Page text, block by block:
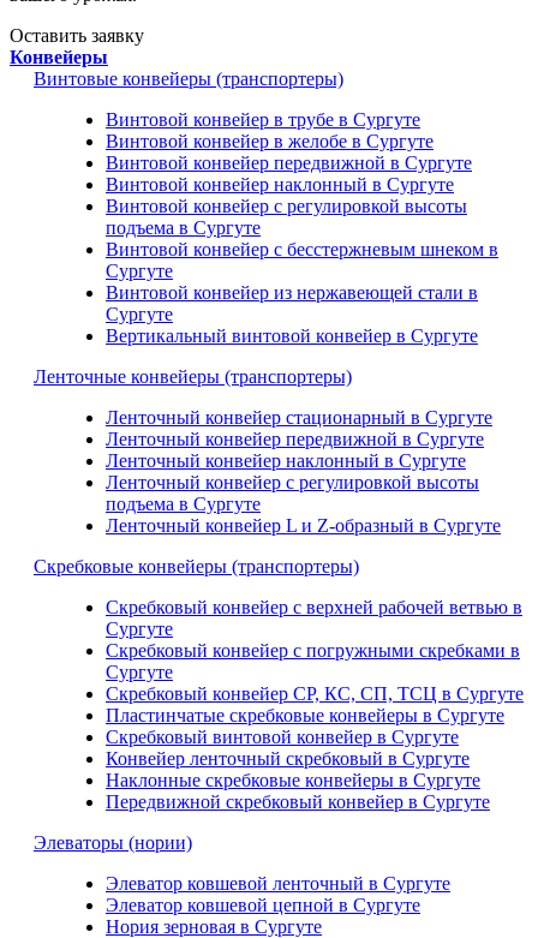
Оставить заявку
Конвейеры
Винтовые конвейеры (транспортеры)
Винтовой конвейер в трубе в Сургуте
Винтовой конвейер в желобе в Сургуте
Винтовой конвейер передвижной в Сургуте
Винтовой конвейер наклонный в Сургуте
Винтовой конвейер с регулировкой высоты
подъема в Сургуте
Винтовой конвейер с бесстержневым шнеком в
Сургуте
Винтовой конвейер из нержавеющей стали в
Сургуте
Вертикальный винтовой конвейер в Сургуте
Ленточные конвейеры (транспортеры)
Ленточный конвейер стационарный в Сургуте
Ленточный конвейер передвижной в Сургуте
Ленточный конвейер наклонный в Сургуте
Ленточный конвейер с регулировкой высоты
подъема в Сургуте
Ленточный конвейер L и Z-образный в Сургуте
Скребковые конвейеры (транспортеры)
Скребковый конвейер с верхней рабочей ветвью в
Сургуте
Скребковый конвейер с погружными скребками в
Сургуте
Скребковый конвейер СР, КС, СП, ТСЦ в Сургуте
Пластинчатые скребковые конвейеры в Сургуте
Скребковый винтовой конвейер в Сургуте
Конвейер ленточный скребковый в Сургуте
Наклонные скребковые конвейеры в Сургуте
Передвижной скребковый конвейер в Сургуте
Элеваторы (нории)
Элеватор ковшевой ленточный в Сургуте
Элеватор ковшевой цепной в Сургуте
Нория зерновая в Сургуте